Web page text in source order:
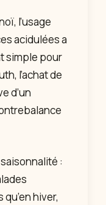
l’usage
acidulées a
simple pour
l’achat de
d’un
:
hiver,